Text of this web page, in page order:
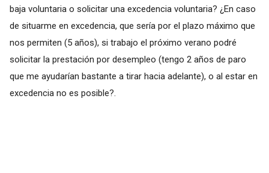
baja voluntaria o solicitar una excedencia voluntaria? ¿En caso
de situarme en excedencia, que sería por el plazo máximo que
nos permiten (5 años), si trabajo el próximo verano podré
solicitar la prestación por desempleo (tengo 2 años de paro
que me ayudarían bastante a tirar hacia adelante), o al estar en
excedencia no es posible?.